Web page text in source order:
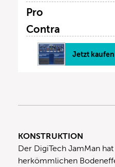
Pro
Contra
Jetzt
KONSTRUKTION
Der DigiTech JamMan
herkömmlichen